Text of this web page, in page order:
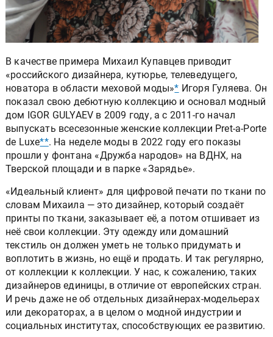
В качестве примера Михаил Купавцев приводит
«российского дизайнера, кутюрье, телеведущего,
новатора в области меховой моды»* Игоря Гуляева. Он
показал свою дебютную коллекцию и основал модный
дом IGOR GULYAEV в 2009 году, а с 2011-го начал
выпускать всесезонные женские коллекции Pret-a-Porte
de Luxe**. На неделе моды в 2022 году его показы
прошли у фонтана «Дружба народов» на ВДНХ, на
Тверской площади и в парке «Зарядье».
«Идеальный клиент» для цифровой печати по ткани по
словам Михаила — это дизайнер, который создаёт
принты по ткани, заказывает её, а потом отшивает из
неё свои коллекции. Эту одежду или домашний
текстиль он должен уметь не только придумать и
воплотить в жизнь, но ещё и продать. И так регулярно,
от коллекции к коллекции. У нас, к сожалению, таких
дизайнеров единицы, в отличие от европейских стран.
И речь даже не об отдельных дизайнерах-модельерах
или декораторах, а в целом о модной индустрии и
социальных институтах, способствующих ее развитию.